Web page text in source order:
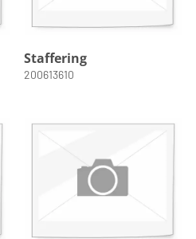
Staffering
200613610